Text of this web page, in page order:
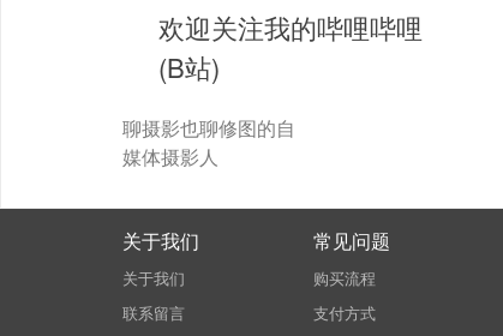
欢迎关注我的哔哩哔哩
(B站)
聊摄影也聊修图的自
媒体摄影人
关于我们
关于我们
联系留言
常见问题
购买流程
支付方式